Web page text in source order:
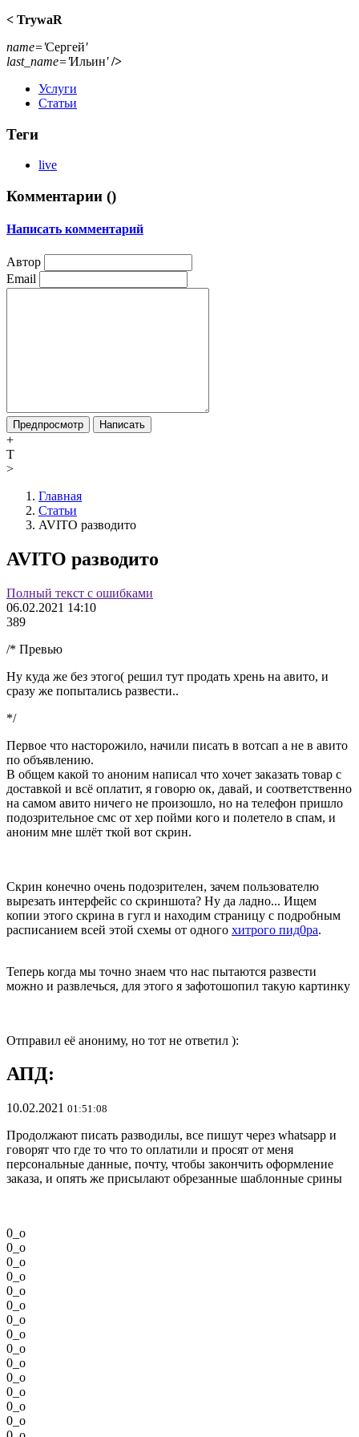
< TrywaR
name='Сергей'
last_name='Ильин' />
Услуги
Статьи
Теги
live
Комментарии ()
Написать комментарий
Автор
Email
Предпросмотр Написать
+
T
>
Главная
Статьи
AVITO разводито
AVITO разводито
Полный текст с ошибками
06.02.2021 14:10
389
/* Превью
Ну куда же без этого( решил тут продать хрень на авито, и
сразу же попытались развести..
*/
Первое что насторожило, начили писать в вотсап а не в авито
по объявлению.
В общем какой то аноним написал что хочет заказать товар с
доставкой и всё оплатит, я говорю ок, давай, и соответственно
на самом авито ничего не произошло, но на телефон пришло
подозрительное смс от хер пойми кого и полетело в спам, и
аноним мне шлёт ткой вот скрин.
Скрин конечно очень подозрителен, зачем пользователю
вырезать интерфейс со скриншота? Ну да ладно... Ищем
копии этого скрина в гугл и находим страницу с подробным
расписанием всей этой схемы от одного хитрого пид0ра.
Теперь когда мы точно знаем что нас пытаются развести
можно и развлечься, для этого я зафотошопил такую картинку
Отправил её анониму, но тот не ответил ):
АПД:
10.02.2021 01:51:08
Продолжают писать разводилы, все пишут через whatsapp и
говорят что где то что то оплатили и просят от меня
персональные данные, почту, чтобы закончить оформление
заказа, и опять же присылают обрезанные шаблонные срины
0 o
0 o
0 o
0 o
0 o
0 o
0 o
0 o
0 o
0 o
0 o
0 o
0 o
0 o